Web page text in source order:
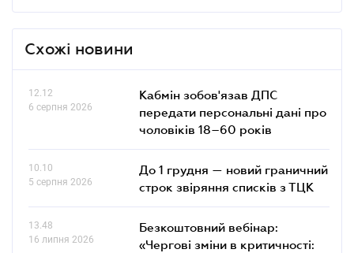
Схожі новини
12.12
6 серпня 2026
Кабмін зобов'язав ДПС
передати персональні дані про
чоловіків 18–60 років
10.10
5 серпня 2026
До 1 грудня — новий граничний
строк звіряння списків з ТЦК
13.48
16 липня 2026
Безкоштовний вебінар:
«Чергові зміни в критичності: